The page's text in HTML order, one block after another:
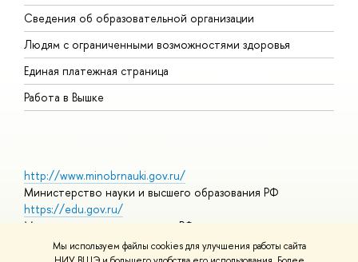
Мы используем файлы cookies для улучшения работы сайта
Сведения об образовательной организации
Людям с ограниченными возможностями здоровья
Единая платежная страница
Работа в Вышке
http://www.minobrnauki.gov.ru/
Министерство науки и высшего образования РФ
https://edu.gov.ru/
Министерство просвещения РФ
https://elearning.hse.ru/mooc